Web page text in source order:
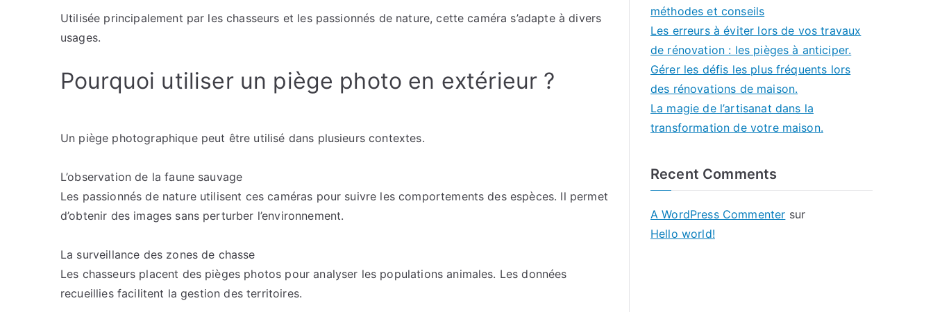
d’une
chasse
?
Utilisée principalement par les chasseurs et les passionnés de nature, cette caméra s’adapte à divers
usages.
Pourquoi utiliser un piège photo en extérieur ?
Un piège photographique peut être utilisé dans plusieurs contextes.
L’observation de la faune sauvage
Les passionnés de nature utilisent ces caméras pour suivre les comportements des espèces. Il permet
d’obtenir des images sans perturber l’environnement.
La surveillance des zones de chasse
Les chasseurs placent des pièges photos pour analyser les populations animales. Les données
recueillies facilitent la gestion des territoires.
méthodes et conseils
Les erreurs à éviter lors de vos travaux
de rénovation : les pièges à anticiper.
Gérer les défis les plus fréquents lors
des rénovations de maison.
La magie de l’artisanat dans la
transformation de votre maison.
Recent Comments
A WordPress Commenter sur
Hello world!